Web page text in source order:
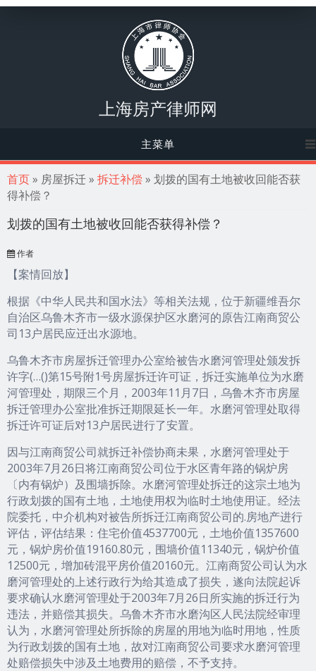
上海房产律师网
主菜单
你在这里
首页» 房屋拆迁 » 拆迁补偿» 划拨的国有土地被收回能否获
得补偿？
划拨的国有土地被收回能否获得补偿？
作者
【案情回放】
根据《中华人民共和国水法》等相关法规，位于新疆维吾尔
自治区乌鲁木齐市一级水源保护区水磨河的原告江南商贸公
司13户居民应迁出水源地。
乌鲁木齐市房屋拆迁管理办公室给被告水磨河管理处颁发拆
许字(…()第15号附1号房屋拆迁许可证，拆迁实施单位为水磨
河管理处，期限三个月，2003年11月7日，乌鲁木齐市房屋
拆迁管理办公室批准拆迁期限延长一年。水磨河管理处取得
拆迁许可证后对13户居民进行了安置。
因与江南商贸公司就拆迁补偿协商未果，水磨河管理处于
2003年7月26日将江南商贸公司位于水区青年路的锅炉房
〔内有锅炉）及围墙拆除。水磨河管理处拆迁的这宗土地为
行政划拨的国有土地，土地使用权为临时土地使用证。经法
院委托，中介机构对被告所拆迁江南商贸公司的.房地产进行
评估，评估结果：住宅价值4537700元，土地价值1357600
元，锅炉房价值19160.80元，围墙价值11340元，锅炉价值
12500元，增加砖混平房价值20160元。江南商贸公司认为水
磨河管理处的上述行政行为给其造成了损失，遂向法院起诉
要求确认水磨河管理处于2003年7月26日所实施的拆迁行为
违法，并赔偿其损失。乌鲁木齐市水磨沟区人民法院经审理
认为，水磨河管理处所拆除的房屋的用地为临时用地，性质
为行政划拨的国有土地，故对江南商贸公司要求水磨河管理
处赔偿损失中涉及土地费用的赔偿，不予支持。